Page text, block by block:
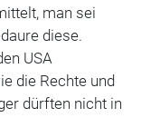
man sei
diese.
USA
die Rechte und
dürften nicht in